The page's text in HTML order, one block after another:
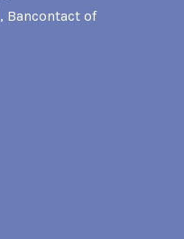
Bancontact of